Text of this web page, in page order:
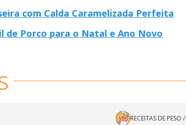
com Calda Caramelizada Perfeita
de Porco para o Natal e Ano Novo
RECEITAS DE PESO /